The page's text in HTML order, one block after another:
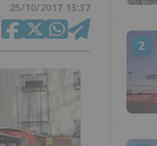
25/10/2017 13:37
2